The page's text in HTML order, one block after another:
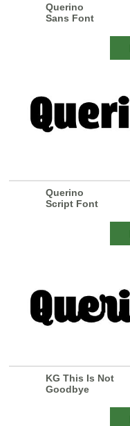
Querino
Sans Font
Querino
Script Font
KG This Is Not
Goodbye